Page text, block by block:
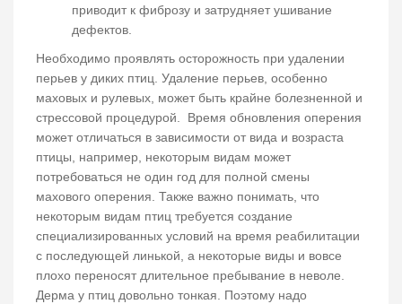
приводит к фиброзу и затрудняет ушивание
дефектов.
Необходимо проявлять осторожность при удалении
перьев у диких птиц. Удаление перьев, особенно
маховых и рулевых, может быть крайне болезненной и
стрессовой процедурой. Время обновления оперения
может отличаться в зависимости от вида и возраста
птицы, например, некоторым видам может
потребоваться не один год для полной смены
махового оперения. Также важно понимать, что
некоторым видам птиц требуется создание
специализированных условий на время реабилитации
с последующей линькой, а некоторые виды и вовсе
плохо переносят длительное пребывание в неволе.
Дерма у птиц довольно тонкая. Поэтому надо